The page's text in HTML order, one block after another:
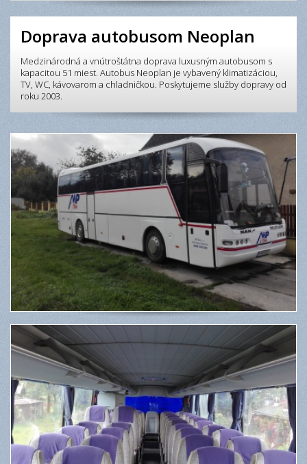
Doprava autobusom Neoplan
Medzinárodná a vnútroštátna doprava luxusným autobusom s
kapacitou 51 miest. Autobus Neoplan je vybavený klimatizáciou,
TV, WC, kávovarom a chladničkou. Poskytujeme služby dopravy od
roku 2003.